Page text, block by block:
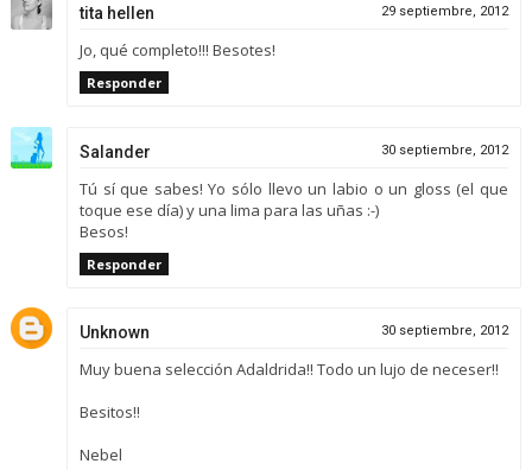
tita hellen 29 septiembre, 2012
Jo, qué completo!!! Besotes!
Responder
Salander 30 septiembre, 2012
Tú sí que sabes! Yo sólo llevo un labio o un gloss (el que
toque ese día) y una lima para las uñas :-)
Besos!
Responder
Unknown 30 septiembre, 2012
Muy buena selección Adaldrida!! Todo un lujo de neceser!!
Besitos!!
Nebel